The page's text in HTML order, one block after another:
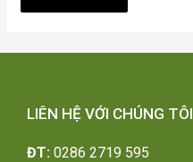
LIÊN HỆ VỚI CHÚNG TÔI
ĐT: 0286 2719 595